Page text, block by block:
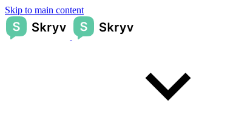
Skip to main content